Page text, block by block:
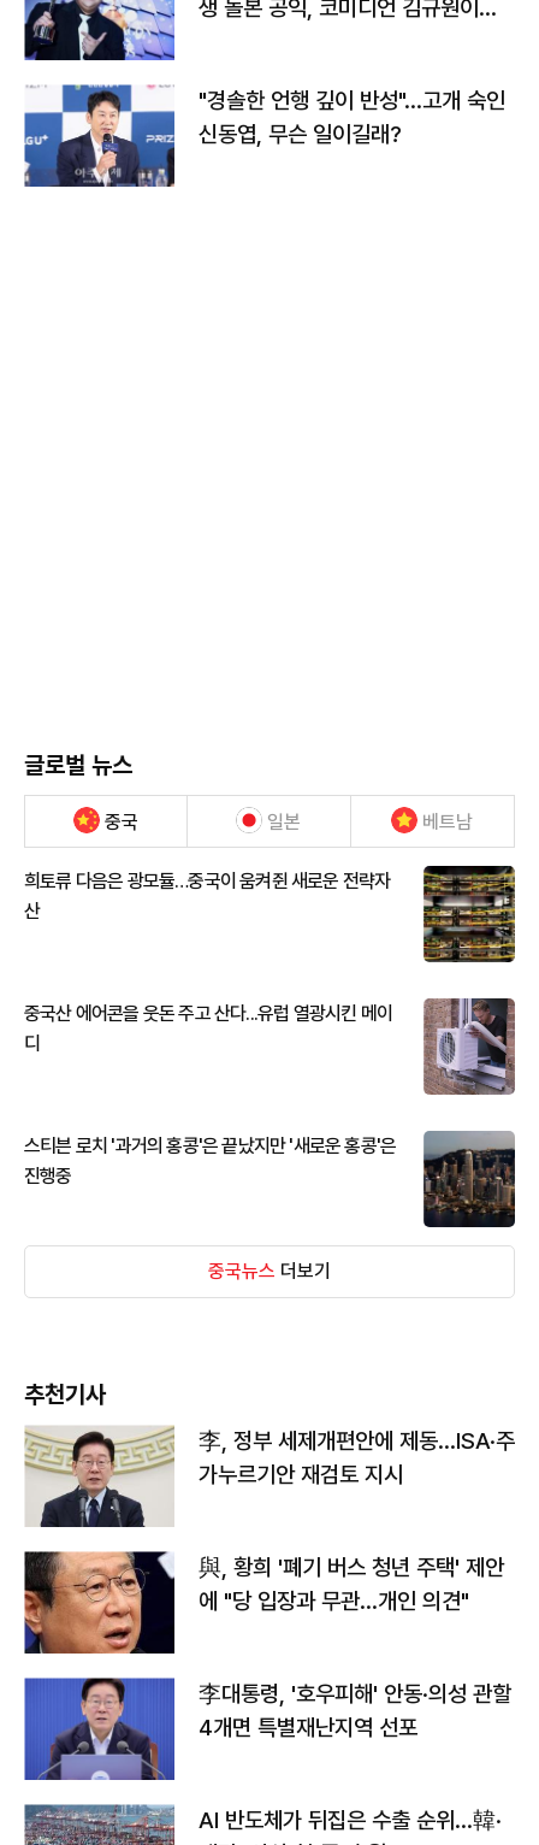
생 돌본 공익, 코미디언 김규원이었
"경솔한 언행 깊이 반성"…고개 숙인
신동엽, 무슨 일이길래?
글로벌 뉴스
중국 일본 베트남
희토류 다음은 광모듈…중국이 움켜쥔 새로운 전략자
산
중국산 에어콘을 웃돈 주고 산다...유럽 열광시킨 메이
디
스티븐 로치 '과거의 홍콩'은 끝났지만 '새로운 홍콩'은
진행중
중국뉴스 더보기
추천기사
李, 정부 세제개편안에 제동…ISA·주
가누르기안 재검토 지시
與, 황희 '폐기 버스 청년 주택' 제안
에 "당 입장과 무관…개인 의견"
李대통령, '호우피해' 안동·의성 관할
4개면 특별재난지역 선포
AI 반도체가 뒤집은 수출 순위…韓·